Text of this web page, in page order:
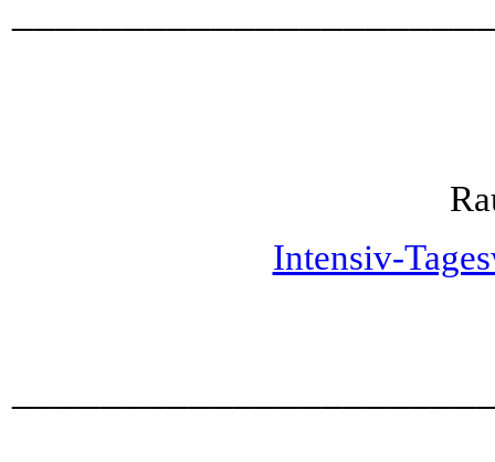
Intensiv-